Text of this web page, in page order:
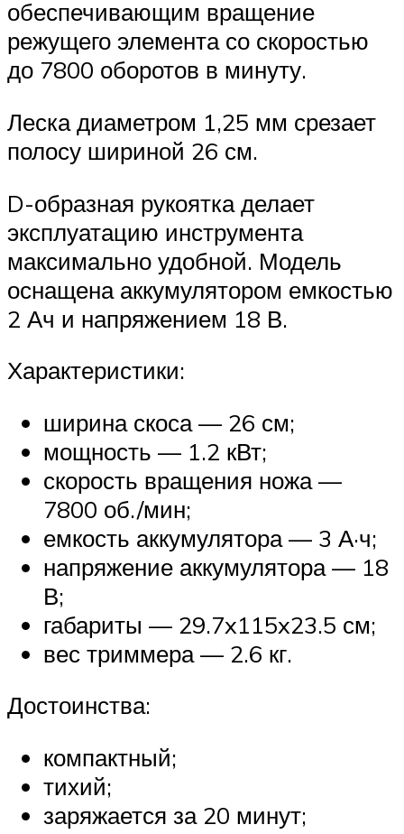
обеспечивающим вращение
режущего элемента со скоростью
до 7800 оборотов в минуту.
Леска диаметром 1,25 мм срезает
полосу шириной 26 см.
D-образная рукоятка делает
эксплуатацию инструмента
максимально удобной. Модель
оснащена аккумулятором емкостью
2 Ач и напряжением 18 В.
Характеристики:
ширина скоса — 26 см;
мощность — 1.2 кВт;
скорость вращения ножа —
7800 об./мин;
емкость аккумулятора — 3 А·ч;
напряжение аккумулятора — 18
В;
габариты — 29.7x115x23.5 см;
вес триммера — 2.6 кг.
Достоинства:
компактный;
тихий;
заряжается за 20 минут;